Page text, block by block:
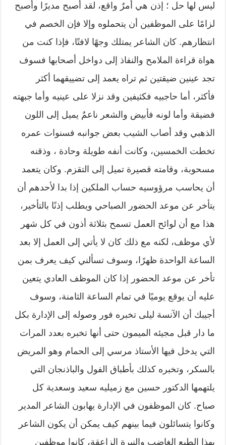
ليس لها حل ؛ إذن هي أمرٌ واقع، لقد أصبح مديرًا وأصبح
لزامًا على الموظفين أن يتحملوه وإلا فإن الخصم في
انتظارهم. كان الشاعر يمتلك وجهًا لافتًا، فإذا كنت من
هواة قراءة الملامح والنفاذ إلى دواخل أصحابها فسوف
تجد عينين ضيقتين ثم تراه يعمد إلى تضييقهما أكثر
فأكثر، أما حاجبيه فكثيفين وقد نزلا على عينيه وأما جبهته
فضيقة وأما لونه فأبيض والشعر ناعمٌ يميل إلى اللون
الذهبي وقد أصاب الشيب بعض جوانبه فسنوات عمره
تخطت الخمسين، وكانت أنفه طويلة وحادة ، وذقنه
مسحوبة، وقامته قصيرة تميل إلى التقزم. وكان يتعمد
أن يحاسب مرؤوسيه حساب الملكين إذا بدا لأحدهم أن
يتأخر عن موعد الحضور الصباحي ويطلب إذنًا بالتأخير،
هذا مع أن لوائح العمل تسمح بثلاثة أذون في كل شهر
لأي موظف، لكنه مع ذلك كان لا يأتي إلى العمل إلا بعد
الساعة الواحدة ظهرًا، وسوف تسألني كيف يعرف بمن
تأخر عن موعد الحضور إذا كان الموظف العادي يتعين
عليه أن يوقع يوميًا في تمام الساعة الثامنة، وسوف
أجيبك أن الآنسة ليلى تخبره فور وصوله إلى الإدارة بكل
ما دار قبل مجيئه الميمون حتى أنها تخبره بعدد المرات
التي يدخل فيها الأستاذ مرسي إلى الحمام وهو المريض
بالسكر، وتخبره كذلك بأطباق الفول والباذنجان التي
يلتهمها الدكتور حسين مع زميليه سعيد وسعدية كل
صباح. كان الموظفون في الإدارة يهابون الشاعر المدير
وكانوا يتسائلون فيما بينهم كيف يمكن أن يكون الشاعر
بهذا الطبع الغاضب والنبرة الزاعقة، كانوا موظفين